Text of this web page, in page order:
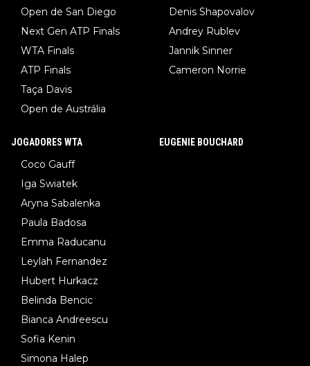
Open de San Diego
Next Gen ATP Finals
WTA Finals
ATP Finals
Taça Davis
Open de Austrália
Denis Shapovalov
Andrey Rublev
Jannik Sinner
Cameron Norrie
JOGADORES WTA
Coco Gauff
Iga Swiatek
Aryna Sabalenka
Paula Badosa
Emma Raducanu
Leylah Fernandez
Hubert Hurkacz
Belinda Bencic
Bianca Andreescu
Sofia Kenin
Simona Halep
EUGENIE BOUCHARD